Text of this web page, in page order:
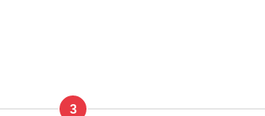
3